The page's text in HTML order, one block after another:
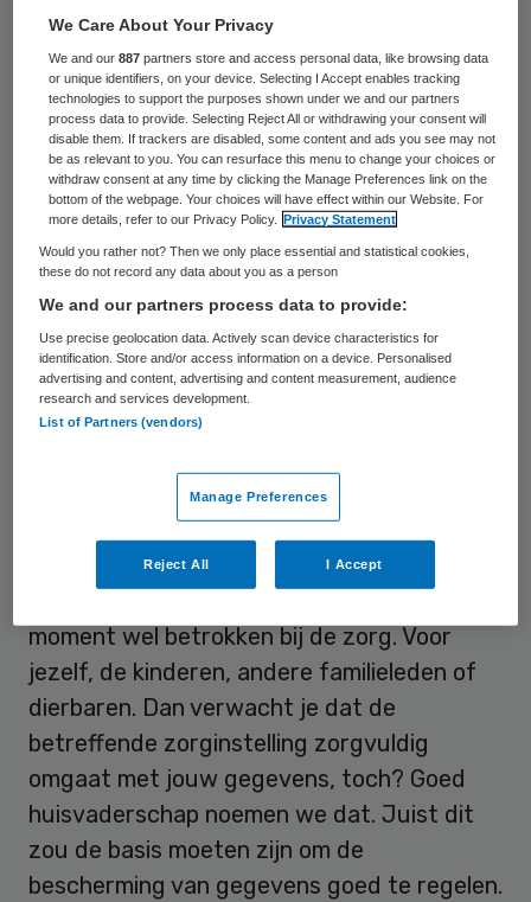
over het zorgen dat de informatie
beschikbaar is als het nodig is en dat je op
de juistheid ervan kunt vertrouwen.
Het zou zo fijn zijn als zo’n standaard
overbodig zou zijn en er is voldoende
aanleiding om dat te denken.
De wet schrijft bijvoorbeeld voor om
(gezondheids)gegevens zorgvuldig te
beschermen. Zorginstellingen en –
organisaties moeten zich hier ook aan
houden. Stel nu dat de wet niet zou
bestaan, zouden we dan toch
(gezondheids)gegevens moeten
beschermen? Ja toch!
moment wel betrokken bij de zorg. Voor
jezelf, de kinderen, andere familieleden of
dierbaren. Dan verwacht je dat de
betreffende zorginstelling zorgvuldig
omgaat met jouw gegevens, toch? Goed
huisvaderschap noemen we dat. Juist dit
zou de basis moeten zijn om de
bescherming van gegevens goed te regelen.
We Care About Your Privacy
We and our887 partners store and access personal data, like browsing data
or unique identifiers, on your device. Selecting I Accept enables tracking
technologies to support the purposes shown under we and our partners
process data to provide. Selecting Reject All or withdrawing your consent will
disable them. If trackers are disabled, some content and ads you see may not
be as relevant to you. You can resurface this menu to change your choices or
withdraw consent at any time by clicking the Manage Preferences link on the
bottom of the webpage. Your choices will have effect within our Website. For
more details, refer to our Privacy Policy.
Privacy Statement
Would you rather not? Then we only place essential and statistical cookies,
these do not record any data about you as a person
We and our partners process data to provide:
Use precise geolocation data. Actively scan device characteristics for
identification. Store and/or access information on a device. Personalised
advertising and content, advertising and content measurement, audience
research and services development.
List of Partners (vendors)
Manage Preferences
Reject All I Accept